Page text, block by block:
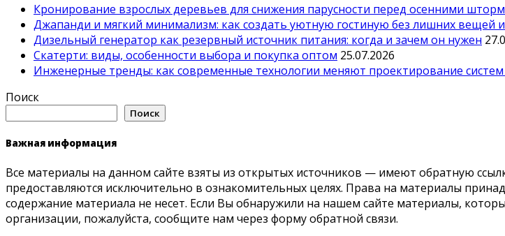
Кронирование взрослых деревьев для снижения парусности перед осенними
Джапанди и мягкий минимализм: как создать уютную гостиную без лишних вещей
Дизельный генератор как резервный источник питания: когда и зачем он нужен
Скатерти: виды, особенности выбора и покупка оптом 25.07.2026
Инженерные тренды: как современные технологии меняют проектирование
Поиск
Поиск
Важная информация
Все материалы на данном сайте взяты из открытых источников — имеют обратную
предоставляются исключительно в ознакомительных целях. Права на материалы
содержание материала не несет. Если Вы обнаружили на нашем сайте материалы,
организации, пожалуйста, сообщите нам через форму обратной связи.